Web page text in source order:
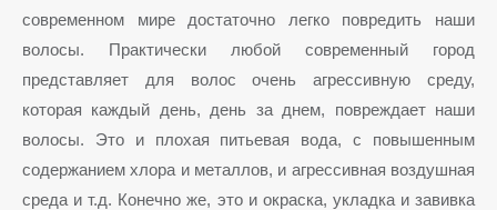
современном мире достаточно легко повредить наши
волосы. Практически любой современный город
представляет для волос очень агрессивную среду,
которая каждый день, день за днем, повреждает наши
волосы. Это и плохая питьевая вода, с повышенным
содержанием хлора и металлов, и агрессивная воздушная
среда и т.д. Конечно же, это и окраска, укладка и завивка